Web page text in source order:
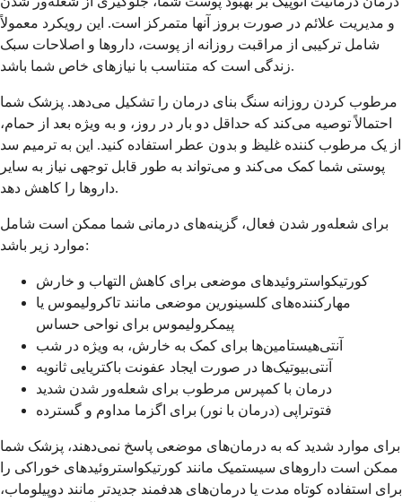
و مدیریت علائم در صورت بروز آنها متمرکز است. این رویکرد معمولاً
شامل ترکیبی از مراقبت روزانه از پوست، داروها و اصلاحات سبک
زندگی است که متناسب با نیازهای خاص شما باشد.
مرطوب کردن روزانه سنگ بنای درمان را تشکیل می‌دهد. پزشک شما
احتمالاً توصیه می‌کند که حداقل دو بار در روز، و به ویژه بعد از حمام،
از یک مرطوب کننده غلیظ و بدون عطر استفاده کنید. این به ترمیم سد
پوستی شما کمک می‌کند و می‌تواند به طور قابل توجهی نیاز به سایر
داروها را کاهش دهد.
برای شعله‌ور شدن فعال، گزینه‌های درمانی شما ممکن است شامل
موارد زیر باشد:
کورتیکواستروئیدهای موضعی برای کاهش التهاب و خارش
مهارکننده‌های کلسینورین موضعی مانند تاکرولیموس یا
پیمکرولیموس برای نواحی حساس
آنتی‌هیستامین‌ها برای کمک به خارش، به ویژه در شب
آنتی‌بیوتیک‌ها در صورت ایجاد عفونت باکتریایی ثانویه
درمان با کمپرس مرطوب برای شعله‌ور شدن شدید
فتوتراپی (درمان با نور) برای اگزما مداوم و گسترده
برای موارد شدید که به درمان‌های موضعی پاسخ نمی‌دهند، پزشک شما
ممکن است داروهای سیستمیک مانند کورتیکواستروئیدهای خوراکی را
برای استفاده کوتاه مدت یا درمان‌های هدفمند جدیدتر مانند دوپیلوماب،